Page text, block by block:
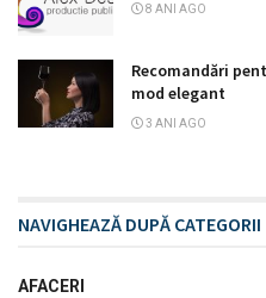
8 ANI AGO
Recomandări
mod elegant
3 ANI AGO
NAVIGHEAZĂ DUPĂ CATEGORII
AFACERI